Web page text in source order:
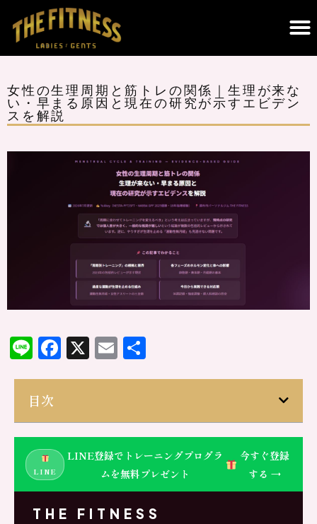
女性の生理周期と筋トレの関係｜生理が来な
い・早まる原因と現在の研究が示すエビデン
スを解説
LineFacebook
X Email
有
目次
LINE
LINE登録でトレーニングプログラ
ムを無料プレゼント
今すぐ登録
する →
THE FITNESS